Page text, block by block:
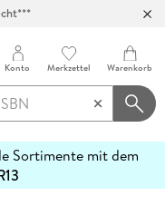
Konto Merkzettel Warenkorb
Sortimente mit dem